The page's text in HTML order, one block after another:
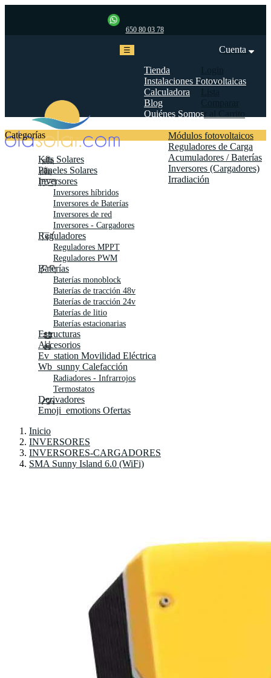
650 80 03 78
Cuenta
Mi cuenta
Ir al Carrito
Navegación
palanca
☰
Tienda
Instalaciones Fotovoltaicas
Calculadora
Blog
Quiénes Somos
Módulos fotovoltaicos
Reguladores de Carga
Acumuladores / Baterías
Inversores (Cargadores)
Irradiación
Categorías
Kits Solares
Paneles Solares
Inversores
Inversores híbridos
Inversores de Baterías
Inversores de red
Inversores - Cargadores
Reguladores
Reguladores MPPT
Reguladores PWM
Baterías
Baterías monoblock
Baterías de tracción 48v
Baterías de tracción 24v
Baterías de litio
Baterías estacionarias
Estructuras
Accesorios
Ev_station Movilidad Eléctrica
Wb_sunny Calefacción
Radiadores - Infrarrojos
Termostatos
Derivadores
Emoji_emotions Ofertas
Inicio
INVERSORES
INVERSORES-CARGADORES
SMA Sunny Island 6.0 (WiFi)